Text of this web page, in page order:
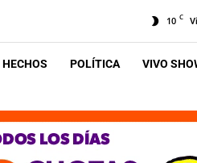
10 C
POLÍTICA VIVO